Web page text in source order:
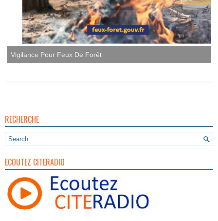
RECHERCHE
ECOUTEZ CITERADIO